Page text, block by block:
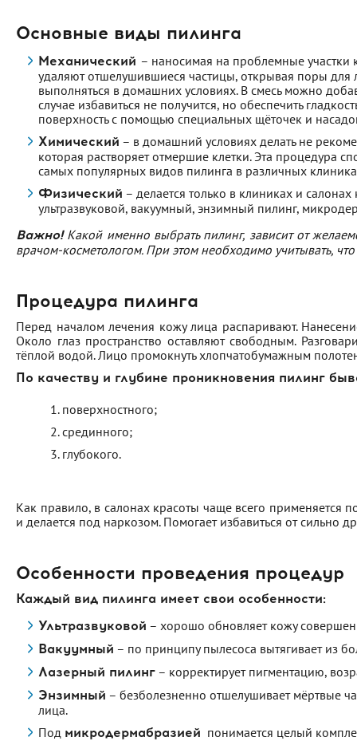
Основные виды пилинга
Механический – наносимая на проблемные
удаляют отшелушившиеся частицы, открывая поры
выполняться в домашних условиях. В смесь можно
случае избавиться не получится, но обеспечить
поверхность с помощью специальных щёточек и
Химический – в домашний условиях делать не
которая растворяет отмершие клетки. Эта процедура
самых популярных видов пилинга в различных
Физический – делается только в клиниках и
ультразвуковой, вакуумный, энзимный пилинг,
Важно!Какой именно выбрать пилинг, зависит от
врачом-косметологом. При этом необходимо учитывать,
Процедура пилинга
Перед началом лечения кожу лица распаривают.
Около глаз пространство оставляют свободным.
тёплой водой. Лицо промокнуть хлопчатобумажным
По качеству и глубине проникновения пилинг
поверхностного;
срединного;
глубокого.
Как правило, в салонах красоты чаще всего применяется
и делается под наркозом. Помогает избавиться от сильно
Особенности проведения процедур
Каждый вид пилинга имеет свои особенности:
Ультразвуковой – хорошо обновляет кожу
Вакуумный – по принципу пылесоса вытягивает из
Лазерный пилинг – корректирует пигментацию,
Энзимный – безболезненно отшелушивает мёртвые
лица.
Под микродермабразией понимается целый